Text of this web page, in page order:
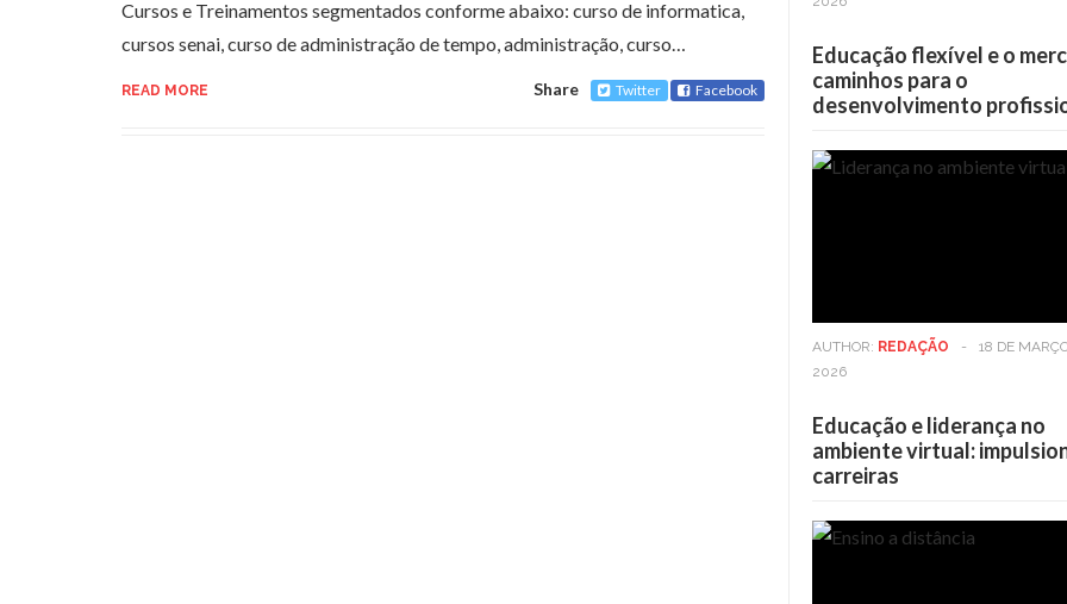
Cursos e Treinamentos segmentados conforme abaixo: curso de informatica,
cursos senai, curso de administração de tempo, administração, curso…
READ MORE Share Twitter Facebook
Educação flexível e o
caminhos para o
desenvolvimento
AUTHOR: REDAÇÃO -
18 DE
2026
Educação e liderança no
ambiente virtual:
carreiras